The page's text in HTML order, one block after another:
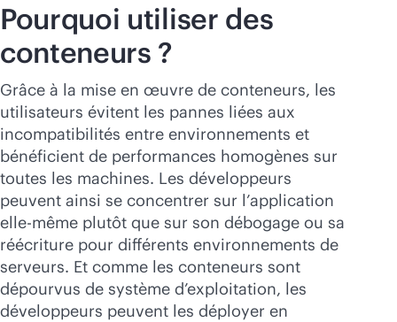
Pourquoi utiliser des
conteneurs ?
Grâce à la mise en œuvre de conteneurs, les
utilisateurs évitent les pannes liées aux
incompatibilités entre environnements et
bénéficient de performances homogènes sur
toutes les machines. Les développeurs
peuvent ainsi se concentrer sur l’application
elle-même plutôt que sur son débogage ou sa
réécriture pour différents environnements de
serveurs. Et comme les conteneurs sont
dépourvus de système d’exploitation, les
développeurs peuvent les déployer en